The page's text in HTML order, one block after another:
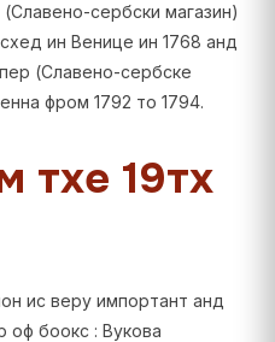
сербски магазин)
ин Венице ин 1768 анд
(Славено-сербске
фром 1792 то 1794.
тхе 19тх
ис верy импортант анд
оф боокс : Вукова